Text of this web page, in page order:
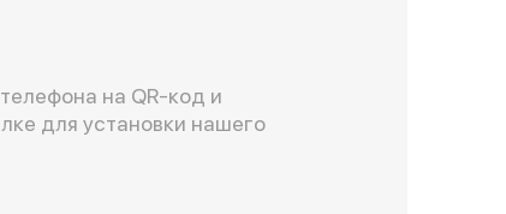
на QR-код и
для установки нашего